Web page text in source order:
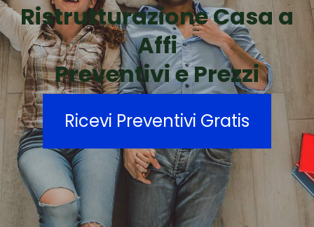
Ristrutturazione Casa a
Affi
Preventivi e Prezzi
Ricevi Preventivi Gratis